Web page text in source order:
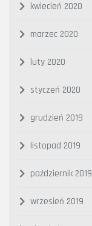
kwiecień 2020
marzec 2020
luty 2020
styczeń 2020
grudzień 2019
listopad 2019
październik 2019
wrzesień 2019